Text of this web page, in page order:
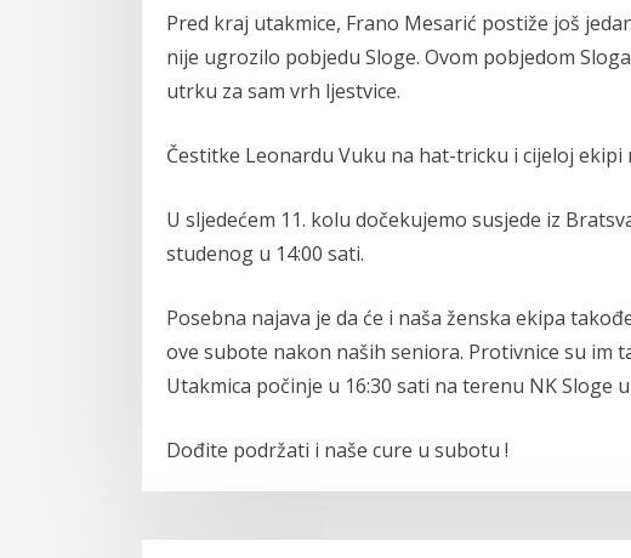
Pred kraj utakmice, Frano Mesarić postiže još
nije ugrozilo pobjedu Sloge. Ovom pobjedom
utrku za sam vrh ljestvice.
Čestitke Leonardu Vuku na hat-tricku i cijeloj ekipi
U sljedećem 11. kolu dočekujemo susjede iz
studenog u 14:00 sati.
Posebna najava je da će i naša ženska ekipa
ove subote nakon naših seniora. Protivnice su im
Utakmica počinje u 16:30 sati na terenu NK Sloge
Dođite podržati i naše cure u subotu !